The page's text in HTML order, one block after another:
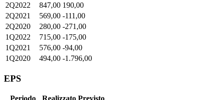
2Q2022
847,00 190,00
2Q2021
569,00 -111,00
2Q2020
280,00 -271,00
1Q2022
715,00 -175,00
1Q2021
576,00 -94,00
1Q2020
494,00 -1.796,00
EPS